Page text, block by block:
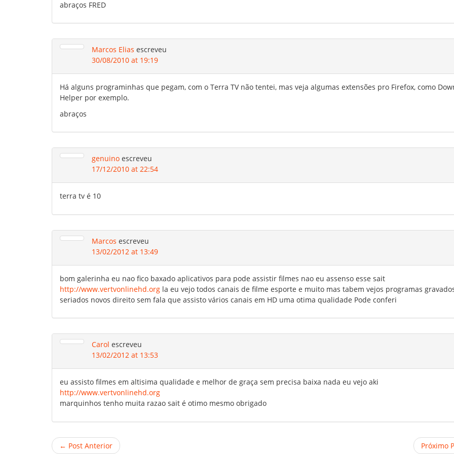
abraços FRED
Marcos Elias escreveu
30/08/2010 at 19:19
Há alguns programinhas que pegam, com o Terra TV não tentei, mas veja algumas extensões pro Firefox, como
Helper por exemplo.
abraços
genuino escreveu
17/12/2010 at 22:54
terra tv é 10
Marcos escreveu
13/02/2012 at 13:49
bom galerinha eu nao fico baxado aplicativos para pode assistir filmes nao eu assenso esse sait
http://www.vertvonlinehd.org la eu vejo todos canais de filme esporte e muito mas tabem vejos programas
seriados novos direito sem fala que assisto vários canais em HD uma otima qualidade Pode conferi
Carol escreveu
13/02/2012 at 13:53
eu assisto filmes em altisima qualidade e melhor de graça sem precisa baixa nada eu vejo aki
http://www.vertvonlinehd.org
marquinhos tenho muita razao sait é otimo mesmo obrigado
← Post Anterior Próximo